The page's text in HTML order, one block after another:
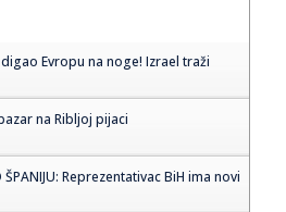
Evropu na noge! Izrael traži
na Ribljoj pijaci
ŠPANIJU: Reprezentativac BiH ima novi